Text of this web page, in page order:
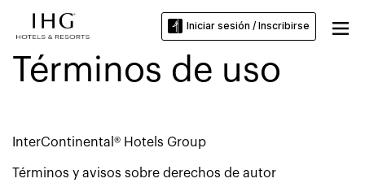
Iniciar sesión / Inscribirse
Términos de uso
InterContinental® Hotels Group
Términos y avisos sobre derechos de autor